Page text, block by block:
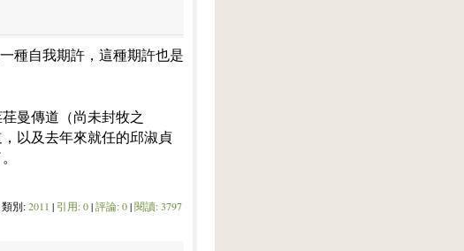
種自我期許，這種期許也是
曼傳道（尚未封牧之
以及去年來就任的邱淑貞
類別:2011 | 引用: 0|評論: 0|閱讀: 3797